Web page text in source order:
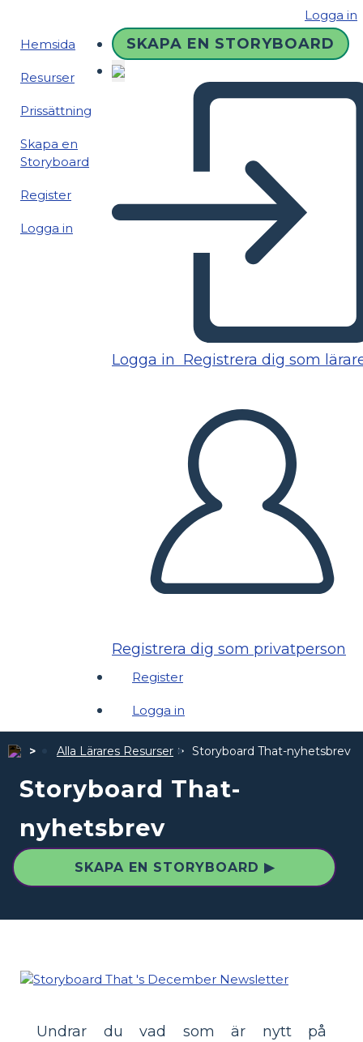
Logga in
Hemsida
Resurser
Prissättning
Skapa en
Storyboard
Register
Logga in
SKAPA EN STORYBOARD
Logga in Registrera dig som
Registrera dig som privatperson
Register
Logga in
Alla Lärares Resurser Storyboard That-nyhetsbrev
Storyboard That-
nyhetsbrev
SKAPA EN STORYBOARD ▶
Undrar du vad som är nytt på